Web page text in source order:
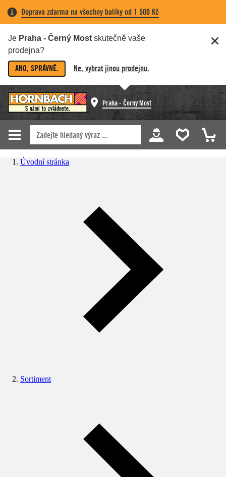
Doprava zdarma na všechny balíky od 1 500 Kč
Je Praha - Černý Most skutečně vaše
prodejna?
ANO, SPRÁVNĚ. Ne, vybrat jinou prodejnu.
Praha - Černý Most
Úvodní stránka
Sortiment